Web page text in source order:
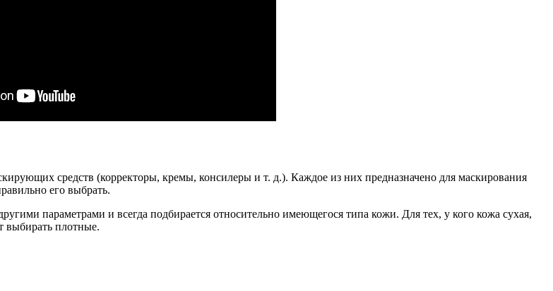
средств (корректоры, кремы, консилеры и т. д.). Каждое из них предназначено для маскирования
его выбрать.
параметрами и всегда подбирается относительно имеющегося типа кожи. Для тех, у кого кожа сухая,
выбирать плотные.